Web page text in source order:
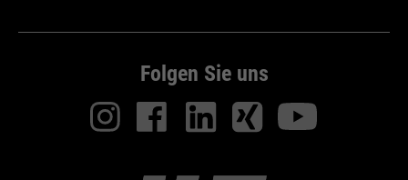
Folgen Sie uns